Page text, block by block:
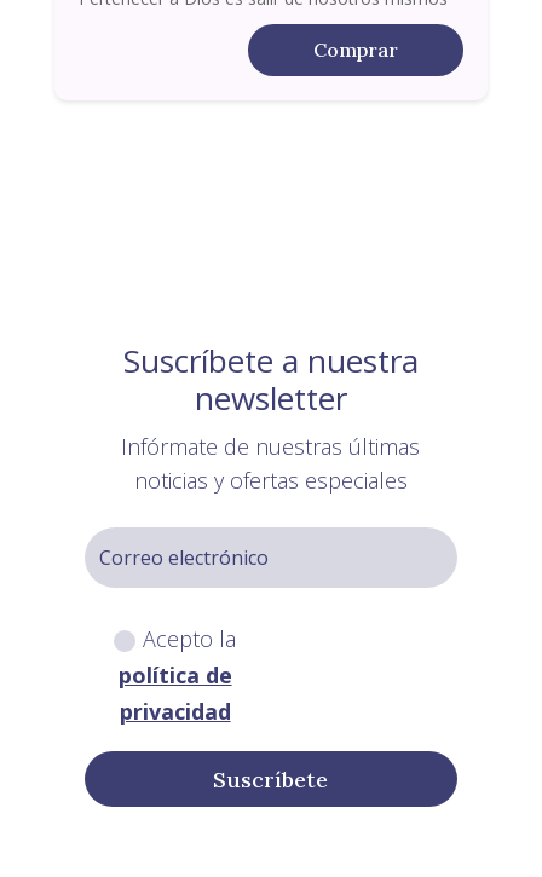
Comprar
Suscríbete a nuestra
newsletter
Infórmate de nuestras últimas
noticias y ofertas especiales
Acepto la
política de
privacidad
Suscríbete